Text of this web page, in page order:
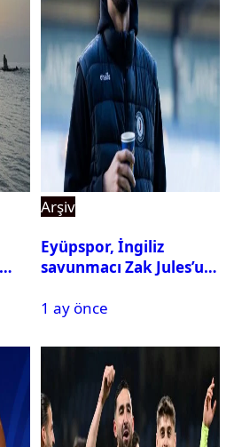
Arşiv
Eyüpspor, İngiliz
savunmacı Zak Jules’u
1 ay önce